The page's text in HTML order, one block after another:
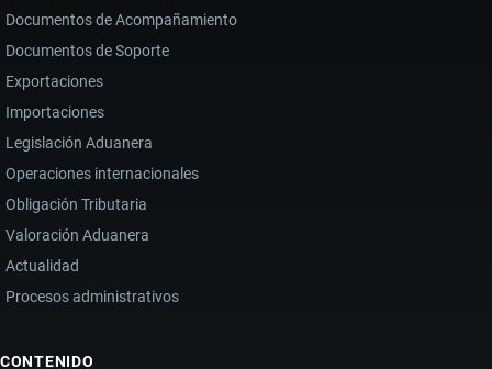
Documentos de Acompañamiento
Documentos de Soporte
Exportaciones
Importaciones
Legislación Aduanera
Operaciones internacionales
Obligación Tributaria
Valoración Aduanera
Actualidad
Procesos administrativos
CONTENIDO